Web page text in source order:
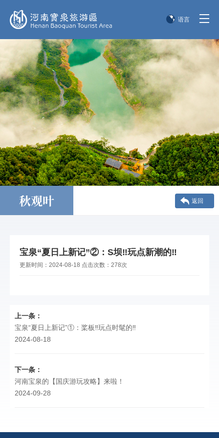
语言
English
한국어
日本語
秋观叶 返回
宝泉“夏日上新记”②：S坝‼玩点新潮的‼
更新时间： 2024-08-18 点击次数： 278次
上一条：
宝泉“夏日上新记”①：桨板‼️玩点时髦的‼️
2024-08-18
下一条：
河南宝泉的【国庆游玩攻略】来啦！
2024-09-28